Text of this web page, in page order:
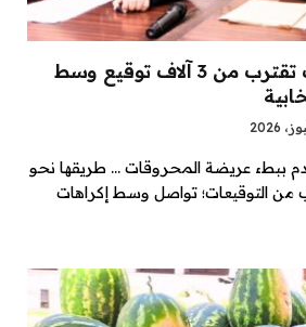
عريضة المحروقات تقترب من 3 آلاف توقيع وسط
ببطء عريضة المحروقات … طريقها نحو
من التوقيعات؛ تواصل وسط إكراهات